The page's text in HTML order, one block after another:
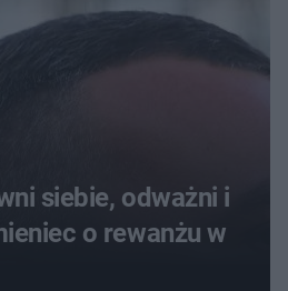
siebie, odważni i
o rewanżu w